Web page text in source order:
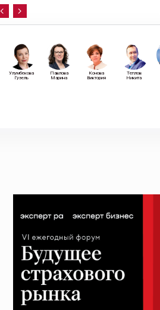
10 сентября —
Теплов
Никита
Конова
Виктория
Павлова
Марина
Улумбекова
Гузель